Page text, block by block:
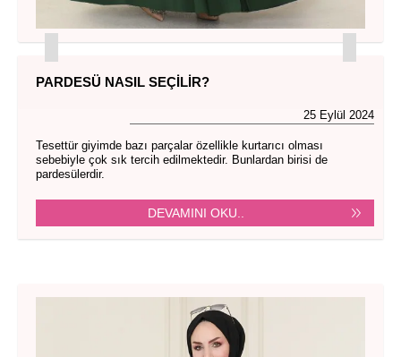
PARDESÜ NASIL SEÇILIR?
25 Eylül 2024
Tesettür giyimde bazı parçalar özellikle kurtarıcı olması
sebebiyle çok sık tercih edilmektedir. Bunlardan birisi de
pardesülerdir.
DEVAMINI OKU..